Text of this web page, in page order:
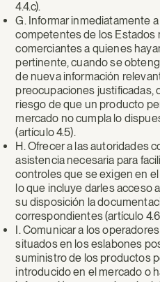
4.4.c).
G. Informar inmediatamente
competentes de los Estados
comerciantes a quienes
pertinente, cuando se
de nueva información
preocupaciones justificadas,
riesgo de que un producto
mercado no cumpla lo
(artículo 4.5).
H. Ofrecer a las autoridades
asistencia necesaria para
controles que se exigen en
lo que incluye darles acceso
su disposición la
correspondientes (artículo
I. Comunicar a los
situados en los eslabones
suministro de los productos
introducido en el mercado o